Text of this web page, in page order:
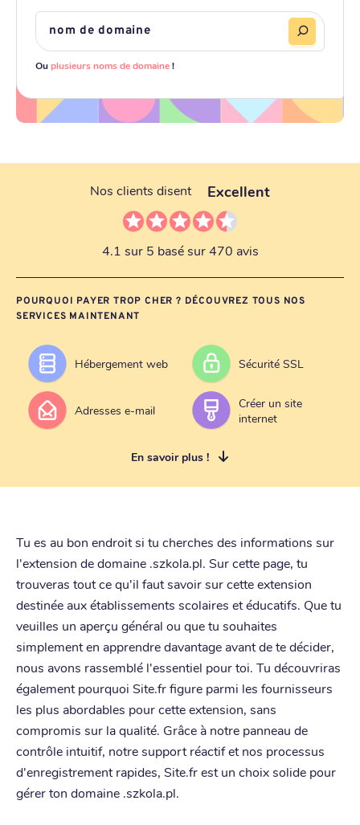
Ouplusieurs noms de domaine!
Nos clients disent Excellent
4.1 sur 5 basé sur 470 avis
POURQUOI PAYER TROP CHER ? DÉCOUVREZ TOUS NOS
SERVICES MAINTENANT
Hébergement web Sécurité SSL
Adresses e-mail
Créer un site
internet
En savoir plus !
Tu es au bon endroit si tu cherches des informations sur
l'extension de domaine .szkola.pl. Sur cette page, tu
trouveras tout ce qu'il faut savoir sur cette extension
destinée aux établissements scolaires et éducatifs. Que tu
veuilles un aperçu général ou que tu souhaites
simplement en apprendre davantage avant de te décider,
nous avons rassemblé l'essentiel pour toi. Tu découvriras
également pourquoi Site.fr figure parmi les fournisseurs
les plus abordables pour cette extension, sans
compromis sur la qualité. Grâce à notre panneau de
contrôle intuitif, notre support réactif et nos processus
d'enregistrement rapides, Site.fr est un choix solide pour
gérer ton domaine .szkola.pl.